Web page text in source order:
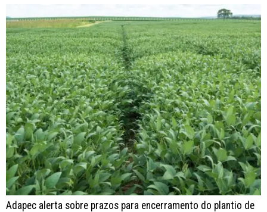
Adapec alerta sobre prazos para encerramento do plantio de